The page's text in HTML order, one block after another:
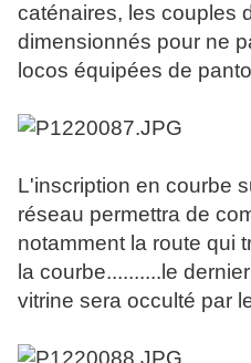
caténaires, les couples
dimensionnés pour ne
locos équipées de
L'inscription en courbe
réseau permettra de
notamment la route qui
la courbe..........le
vitrine sera occulté par